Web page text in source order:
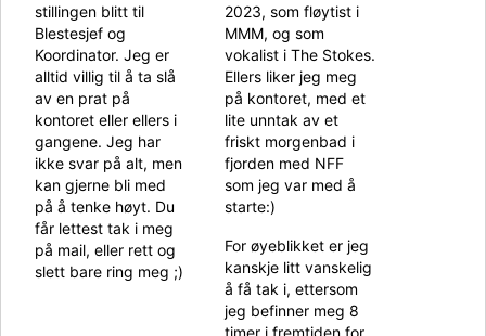
stillingen blitt til
Blestesjef og
Koordinator. Jeg er
alltid villig til å ta slå
av en prat på
kontoret eller ellers i
gangene. Jeg har
ikke svar på alt, men
kan gjerne bli med
på å tenke høyt. Du
får lettest tak i meg
på mail, eller rett og
slett bare ring meg ;)
2023, som fløytist i
MMM, og som
vokalist i The Stokes.
Ellers liker jeg meg
på kontoret, med et
lite unntak av et
friskt morgenbad i
fjorden med NFF
som jeg var med å
starte:)
For øyeblikket er jeg
kanskje litt vanskelig
å få tak i, ettersom
jeg befinner meg 8
timer i fremtiden for